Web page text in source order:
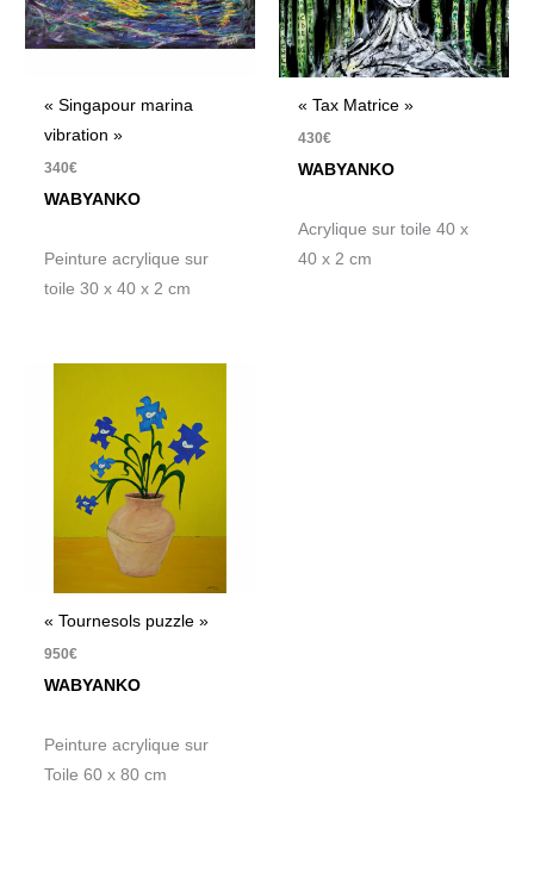
« Singapour marina
vibration »
340€
WABYANKO
Peinture acrylique sur
toile 30 x 40 x 2 cm
« Tax Matrice »
430€
WABYANKO
Acrylique sur toile 40 x
40 x 2 cm
« Tournesols puzzle »
950€
WABYANKO
Peinture acrylique sur
Toile 60 x 80 cm